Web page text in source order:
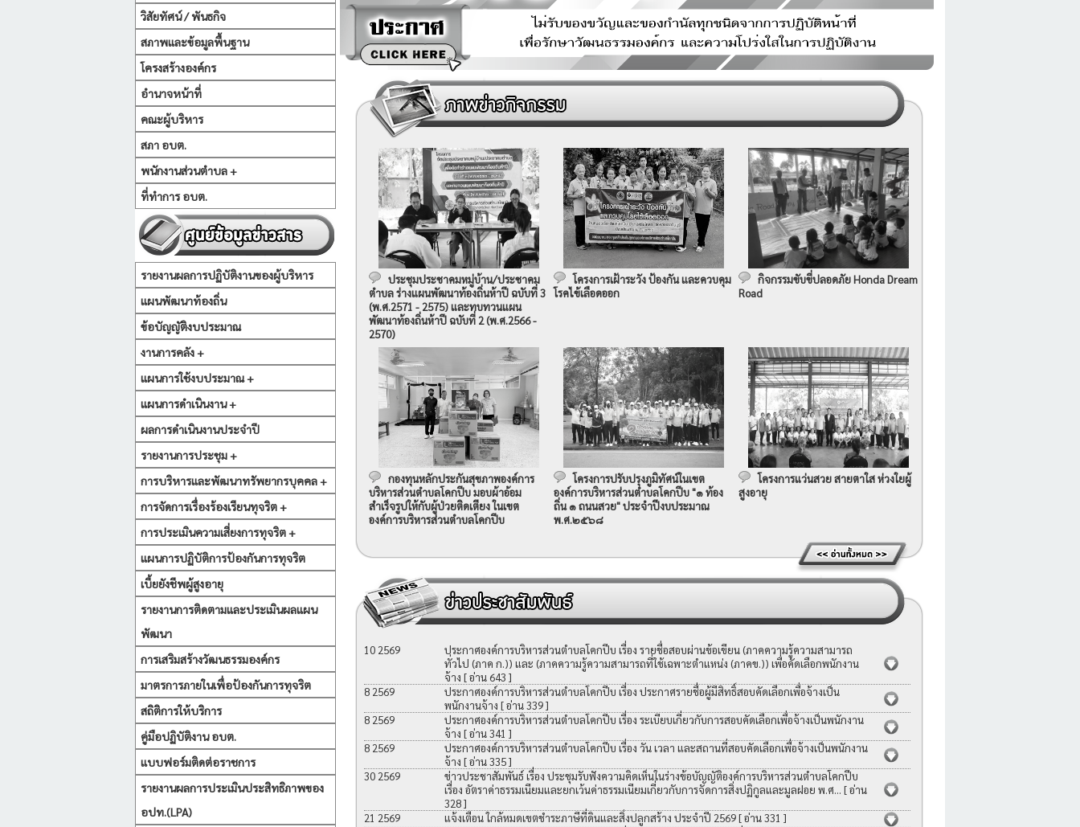
วิสัยทัศน์ / พันธกิจ
สภาพและข้อมูลพื้นฐาน
โครงสร้างองค์กร
อำนาจหน้าที่
คณะผู้บริหาร
สภา อบต.
พนักงานส่วนตำบล +
ที่ทำการ อบต.
รายงานผลการปฏิบัติงานของผู้บริหาร
แผนพัฒนาท้องถิ่น
ข้อบัญญัติงบประมาณ
งานการคลัง +
แผนการใช้งบประมาณ +
แผนการดำเนินงาน +
ผลการดำเนินงานประจำปี
รายงานการประชุม +
การบริหารและพัฒนาทรัพยากรบุคคล +
การจัดการเรื่องร้องเรียนทุจริต +
การประเมินความเสี่ยงการทุจริต +
แผนการปฏิบัติการป้องกันการทุจริต
เบี้ยยังชีพผู้สูงอายุ
รายงานการติดตามและประเมินผลแผน
พัฒนา
การเสริมสร้างวัฒนธรรมองค์กร
มาตรการภายในเพื่อป้องกันการทุจริต
สถิติการให้บริการ
คู่มือปฏิบัติงาน อบต.
แบบฟอร์มติดต่อราชการ
รายงานผลการประเมินประสิทธิภาพของ
อปท.(LPA)
ประชุมประชาคมหมู่บ้าน/ประชาคม
ตำบล ร่างแผนพัฒนาท้องถิ่นห้าปี ฉบับที่ 3
(พ.ศ.2571 - 2575) และทบทวนแผน
พัฒนาท้องถิ่นห้าปี ฉบับที่ 2 (พ.ศ.2566 -
2570)
โครงการเฝ้าระวัง ป้องกัน และควบคุม
โรคไข้เลือดออก
กิจกรรมขับขี่ปลอดภัย Honda Dream
Road
กองทุนหลักประกันสุขภาพองค์การ
บริหารส่วนตำบลโคกปีบ มอบผ้าอ้อม
สำเร็จรูปให้กับผู้ป่วยติดเตียง ในเขต
องค์การบริหารส่วนตำบลโคกปีบ
โครงการปรับปรุงภูมิทัศน์ในเขต
องค์การบริหารส่วนตำบลโคกปีบ "๑ ท้อง
ถิ่น ๑ ถนนสวย" ประจำปีงบประมาณ
พ.ศ.๒๕๖๘
โครงการแว่นสวย สายตาใส ห่วงใยผู้
สูงอายุ
10 2569
ประกาศองค์การบริหารส่วนตำบลโคกปีบ เรื่อง รายชื่อสอบผ่านข้อเขียน (ภาคความรู้ความสามารถ
ทั่วไป (ภาค ก.)) และ (ภาคความรู้ความสามารถที่ใช้เฉพาะตำแหน่ง (ภาคข.)) เพื่อคัดเลือกพนักงาน
จ้าง [ อ่าน 643 ]
8 2569
ประกาศองค์การบริหารส่วนตำบลโคกปีบ เรื่อง ประกาศรายชื่อผู้มีสิทธิ์สอบคัดเลือกเพื่อจ้างเป็น
พนักงานจ้าง [ อ่าน 339 ]
8 2569
ประกาศองค์การบริหารส่วนตำบลโคกปีบ เรื่อง ระเบียบเกี่ยวกับการสอบคัดเลือกเพื่อจ้างเป็นพนักงาน
จ้าง [ อ่าน 341 ]
8 2569
ประกาศองค์การบริหารส่วนตำบลโคกปีบ เรื่อง วัน เวลา และสถานที่สอบคัดเลือกเพื่อจ้างเป็นพนักงาน
จ้าง [ อ่าน 335 ]
30 2569
ข่าวประชาสัมพันธ์ เรื่อง ประชุมรับฟังความคิดเห็นในร่างข้อบัญญัติองค์การบริหารส่วนตำบลโคกปีบ
เรื่อง อัตราค่าธรรมเนียมและยกเว้นค่าธรรมเนียมเกี่ยวกับการจัดการสิ่งปฏิกูลและมูลฝอย พ.ศ... [ อ่าน
328 ]
21 2569
แจ้งเตือน ใกล้หมดเขตชำระภาษีที่ดินและสิ่งปลูกสร้าง ประจำปี 2569[ อ่าน 331 ]